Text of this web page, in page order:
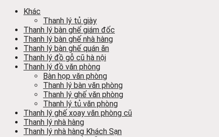
Khác
Thanh lý tủ giày
Thanh lý bàn ghế giám đốc
Thanh lý bàn ghế nhà hàng
Thanh lý bàn ghế quán ăn
Thanh lý đồ gỗ cũ hà nội
Thanh lý đồ văn phòng
Bàn họp văn phòng
Thanh lý bàn văn phòng
Thanh lý ghế văn phòng
Thanh lý tủ văn phòng
Thanh lý ghế xoay văn phòng cũ
Thanh lý nhà hàng
Thanh lý nhà hàng Khách Sạn